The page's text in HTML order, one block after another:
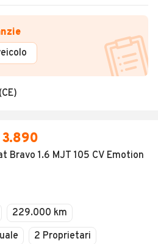
Bravo 1.6 MJT 105 CV Emotion
229.000 km
2 Proprietari